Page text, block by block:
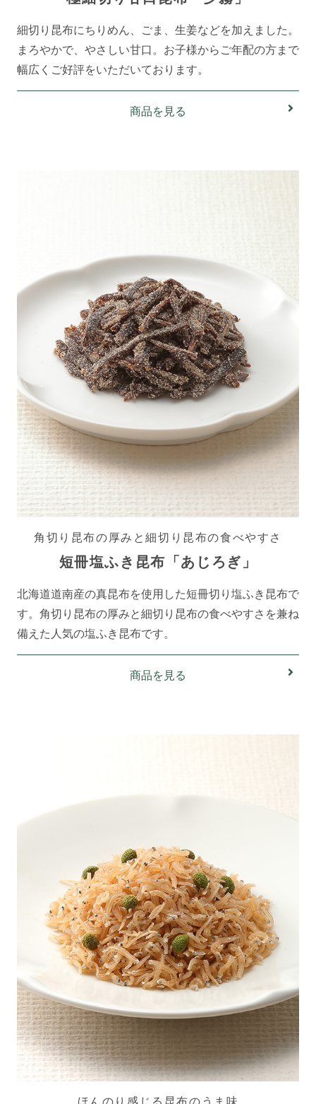
細切り昆布にちりめん、ごま、生姜などを加えました。
まろやかで、やさしい甘口。お子様からご年配の方まで
幅広くご好評をいただいております。
商品を見る
角切り昆布の厚みと細切り昆布の食べやすさ
短冊塩ふき昆布「あじろぎ」
北海道道南産の真昆布を使用した短冊切り塩ふき昆布で
す。角切り昆布の厚みと細切り昆布の食べやすさを兼ね
備えた人気の塩ふき昆布です。
商品を見る
ほんのり感じる昆布のうま味